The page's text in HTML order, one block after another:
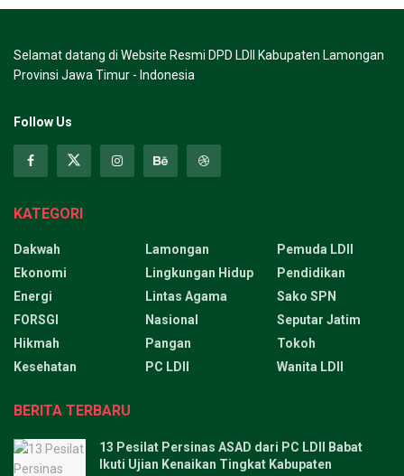
Selamat datang di Website Resmi DPD LDII Kabupaten Lamongan
Provinsi Jawa Timur - Indonesia
Follow Us
KATEGORI
Dakwah
Ekonomi
Energi
FORSGI
Hikmah
Kesehatan
Lamongan
Lingkungan Hidup
Lintas Agama
Nasional
Pangan
PC LDII
Pemuda LDII
Pendidikan
Sako SPN
Seputar Jatim
Tokoh
Wanita LDII
BERITA TERBARU
13 Pesilat Persinas ASAD dari PC LDII Babat
Ikuti Ujian Kenaikan Tingkat Kabupaten